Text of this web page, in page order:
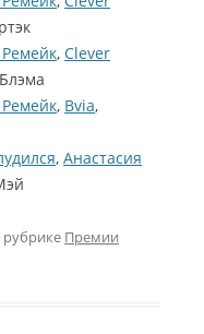
, Clever
, Bvia,
, Анастасия
рубрике Премии